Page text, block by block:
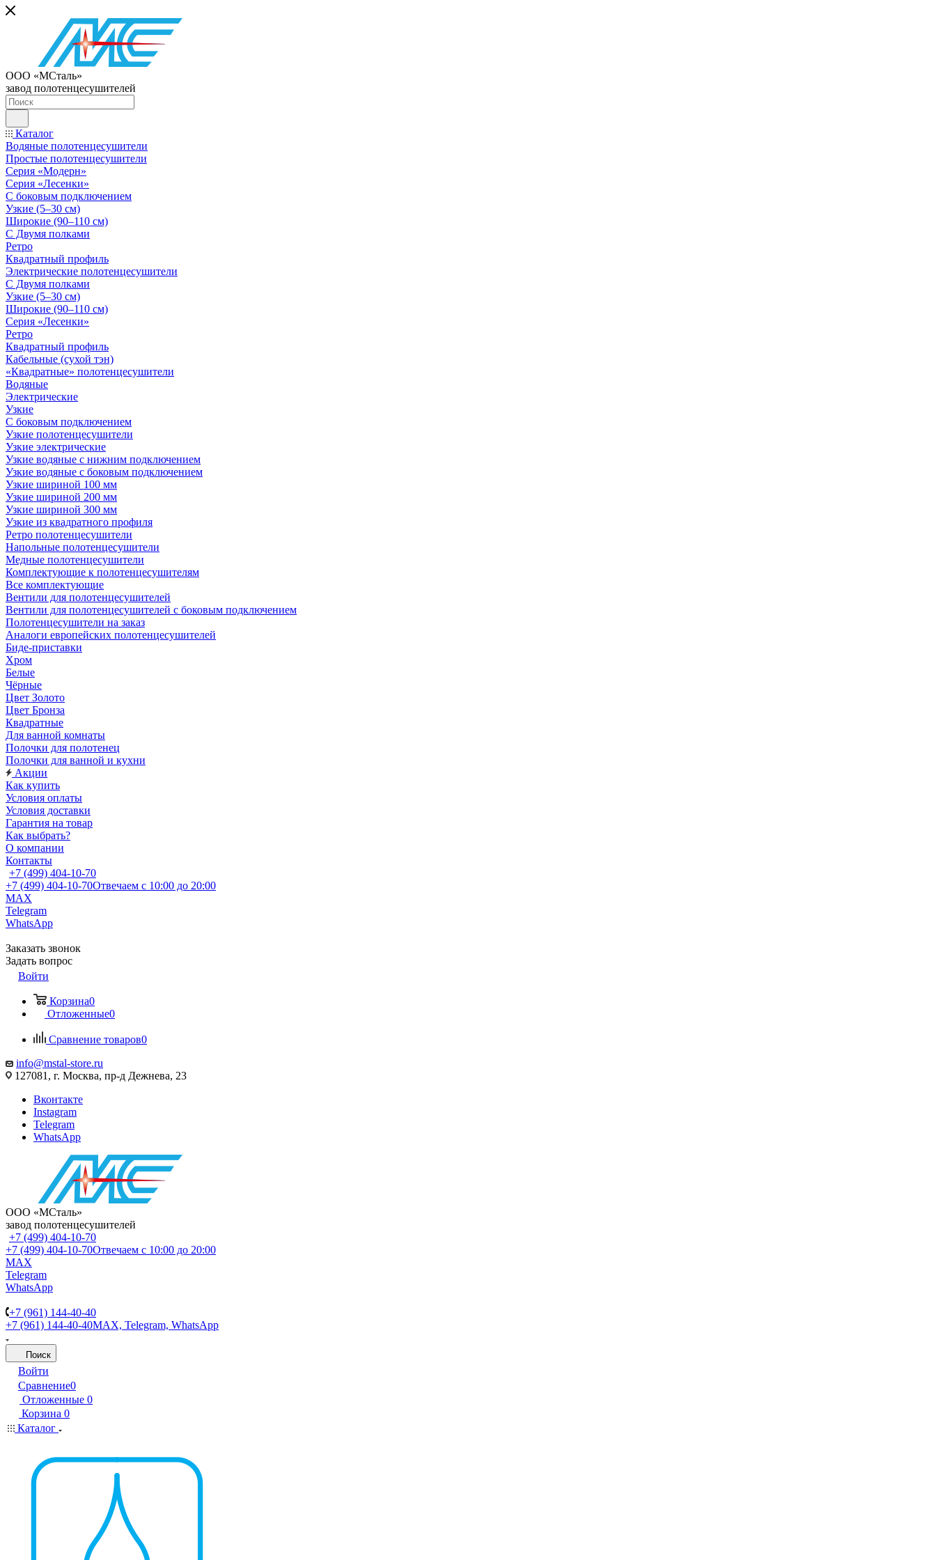
ООО «МСталь»
завод полотенцесушителей
Каталог
Водяные полотенцесушители
Простые полотенцесушители
Серия «Модерн»
Серия «Лесенки»
С боковым подключением
Узкие (5–30 см)
Широкие (90–110 см)
С Двумя полками
Ретро
Квадратный профиль
Электрические полотенцесушители
С Двумя полками
Узкие (5–30 см)
Широкие (90–110 см)
Серия «Лесенки»
Ретро
Квадратный профиль
Кабельные (сухой тэн)
«Квадратные» полотенцесушители
Водяные
Электрические
Узкие
С боковым подключением
Узкие полотенцесушители
Узкие электрические
Узкие водяные с нижним подключением
Узкие водяные с боковым подключением
Узкие шириной 100 мм
Узкие шириной 200 мм
Узкие шириной 300 мм
Узкие из квадратного профиля
Ретро полотенцесушители
Напольные полотенцесушители
Медные полотенцесушители
Комплектующие к полотенцесушителям
Все комплектующие
Вентили для полотенцесушителей
Вентили для полотенцесушителей с боковым подключением
Полотенцесушители на заказ
Аналоги европейских полотенцесушителей
Биде-приставки
Хром
Белые
Чёрные
Цвет Золото
Цвет Бронза
Квадратные
Для ванной комнаты
Полочки для полотенец
Полочки для ванной и кухни
Акции
Как купить
Условия оплаты
Условия доставки
Гарантия на товар
Как выбрать?
О компании
Контакты
+7 (499) 404-10-70
+7 (499) 404-10-70Отвечаем с 10:00 до 20:00
MAX
Telegram
WhatsApp
Заказать звонок
Задать вопрос
Войти
Корзина0
Отложенные0
Сравнение товаров0
info@mstal-store.ru
127081, г. Москва, пр-д Дежнева, 23
Вконтакте
Instagram
Telegram
WhatsApp
ООО «МСталь»
завод полотенцесушителей
+7 (499) 404-10-70
+7 (499) 404-10-70Отвечаем с 10:00 до 20:00
MAX
Telegram
WhatsApp
+7 (961) 144-40-40
+7 (961) 144-40-40MAX, Telegram, WhatsApp
Поиск
Войти
Сравнение0
Отложенные 0
Корзина 0
Каталог